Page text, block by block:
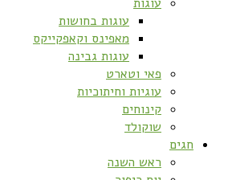
עוגות בחושות
מאפינס וקאפקייקס
עוגות גבינה
פאי וטארט
עוגיות וחיתוכיות
קינוחים
שוקולד
חגים
ראש השנה